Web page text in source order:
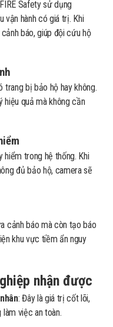
Safety sử dụng
vận hành có giá trị. Khi
báo, giúp đội cứu hộ
trang bị bảo hộ hay không.
hiệu quả mà không cần
hiểm trong hệ thống. Khi
đủ bảo hộ, camera sẽ
cảnh báo mà còn tạo báo
khu vực tiềm ẩn nguy
nhận được
: Đây là giá trị cốt lõi,
việc an toàn.